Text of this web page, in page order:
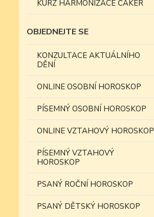
KURZ HARMONIZACE ČAKER
OBJEDNEJTE SE
KONZULTACE AKTUÁLNÍHO
DĚNÍ
ONLINE OSOBNÍ HOROSKOP
PÍSEMNÝ OSOBNÍ HOROSKOP
ONLINE VZTAHOVÝ HOROSKOP
PÍSEMNÝ VZTAHOVÝ
HOROSKOP
PSANÝ ROČNÍ HOROSKOP
PSANÝ DĚTSKÝ HOROSKOP